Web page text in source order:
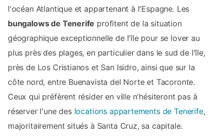
l'océan Atlantique et appartenant à l'Espagne. Les
bungalows de Tenerife profitent de la situation
géographique exceptionnelle de l'île pour se lover au
plus près des plages, en particulier dans le sud de l'île,
près de Los Cristianos et San Isidro, ainsi que sur la
côte nord, entre Buenavista del Norte et Tacoronte.
Ceux qui préfèrent résider en ville n'hésiteront pas à
réserver l'une des locations appartements de Tenerife,
majoritairement situés à Santa Cruz, sa capitale.